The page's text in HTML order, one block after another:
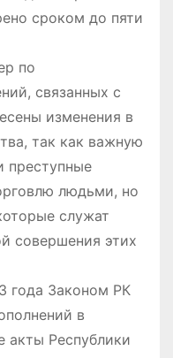
сроком до пяти
по
связанных с
изменения в
так как важную
преступные
людьми, но
служат
совершения этих
года Законом РК
в
акты Республики